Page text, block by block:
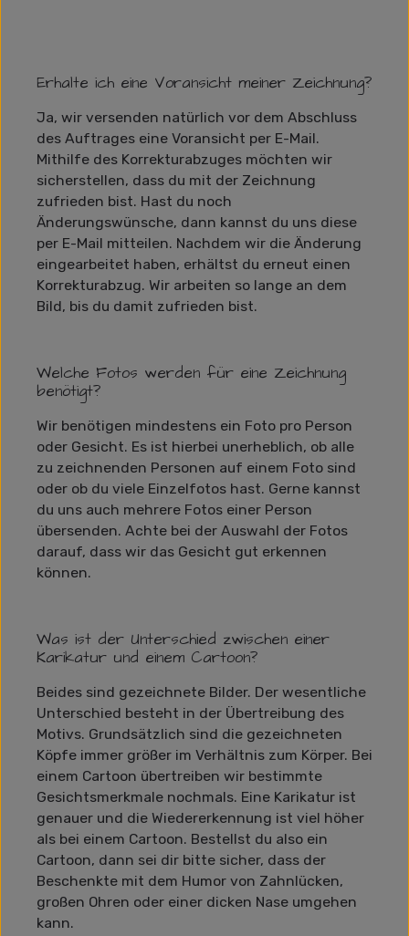
Erhalte ich eine Voransicht meiner Zeichnung?
Ja, wir versenden natürlich vor dem Abschluss
des Auftrages eine Voransicht per E-Mail.
Mithilfe des Korrekturabzuges möchten wir
sicherstellen, dass du mit der Zeichnung
zufrieden bist. Hast du noch
Änderungswünsche, dann kannst du uns diese
per E-Mail mitteilen. Nachdem wir die Änderung
eingearbeitet haben, erhältst du erneut einen
Korrekturabzug. Wir arbeiten so lange an dem
Bild, bis du damit zufrieden bist.
Welche Fotos werden für eine Zeichnung
benötigt?
Wir benötigen mindestens ein Foto pro Person
oder Gesicht. Es ist hierbei unerheblich, ob alle
zu zeichnenden Personen auf einem Foto sind
oder ob du viele Einzelfotos hast. Gerne kannst
du uns auch mehrere Fotos einer Person
übersenden. Achte bei der Auswahl der Fotos
darauf, dass wir das Gesicht gut erkennen
können.
Was ist der Unterschied zwischen einer
Karikatur und einem Cartoon?
Beides sind gezeichnete Bilder. Der wesentliche
Unterschied besteht in der Übertreibung des
Motivs. Grundsätzlich sind die gezeichneten
Köpfe immer größer im Verhältnis zum Körper. Bei
einem Cartoon übertreiben wir bestimmte
Gesichtsmerkmale nochmals. Eine Karikatur ist
genauer und die Wiedererkennung ist viel höher
als bei einem Cartoon. Bestellst du also ein
Cartoon, dann sei dir bitte sicher, dass der
Beschenkte mit dem Humor von Zahnlücken,
großen Ohren oder einer dicken Nase umgehen
kann.